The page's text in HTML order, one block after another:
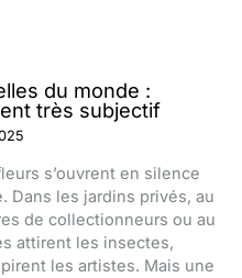
du monde :
très subjectif
s’ouvrent en silence
Dans les jardins privés, au
de collectionneurs ou au
attirent les insectes,
les artistes. Mais une